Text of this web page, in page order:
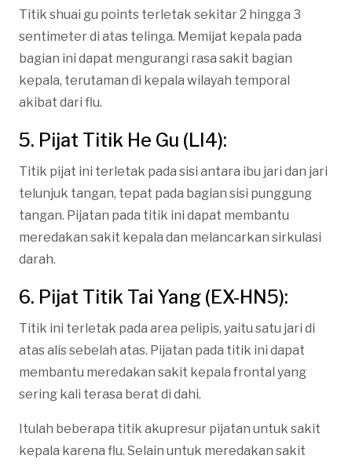
Titik shuai gu points terletak sekitar 2 hingga 3
sentimeter di atas telinga. Memijat kepala pada
bagian ini dapat mengurangi rasa sakit bagian
kepala, terutaman di kepala wilayah temporal
akibat dari flu.
5. Pijat Titik He Gu (LI4):
Titik pijat ini terletak pada sisi antara ibu jari dan jari
telunjuk tangan, tepat pada bagian sisi punggung
tangan. Pijatan pada titik ini dapat membantu
meredakan sakit kepala dan melancarkan sirkulasi
darah.
6. Pijat Titik Tai Yang (EX-HN5):
Titik ini terletak pada area pelipis, yaitu satu jari di
atas alis sebelah atas. Pijatan pada titik ini dapat
membantu meredakan sakit kepala frontal yang
sering kali terasa berat di dahi.
Itulah beberapa titik akupresur pijatan untuk sakit
kepala karena flu. Selain untuk meredakan sakit